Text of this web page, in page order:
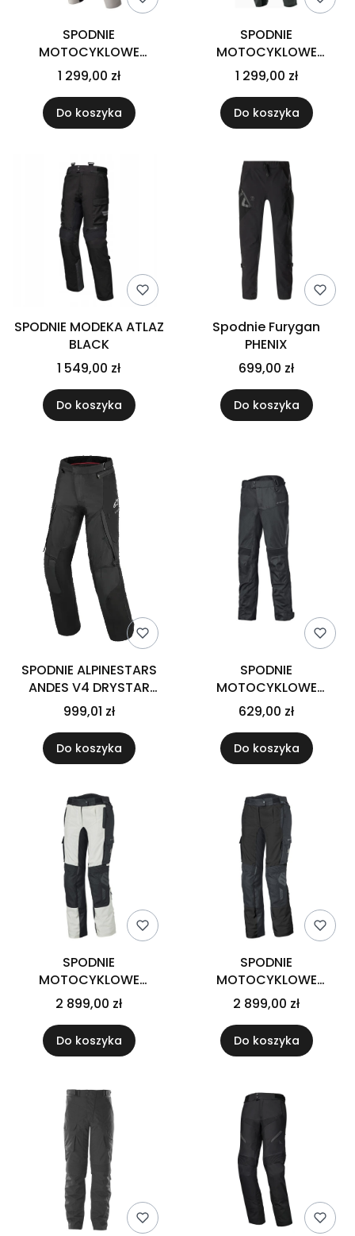
SPODNIE
MOTOCYKLOWE
TEKSTYLNE RST PRO
SERIES ADVENTURE D3O
SILVER BLUE
1 299,00 zł
Do koszyka
SPODNIE
MOTOCYKLOWE
TEKSTYLNE RST PRO
SERIES ADVENTURE D3O
GREY BLACK
1 299,00 zł
Do koszyka
SPODNIE MODEKA ATLAZ
BLACK
1 549,00 zł
Do koszyka
Spodnie Furygan
PHENIX
699,00 zł
Do koszyka
SPODNIE ALPINESTARS
ANDES V4 DRYSTAR
BLACK
999,01 zł
Do koszyka
SPODNIE
MOTOCYKLOWE
TEKSTYLNE HELD TROPIC
4 BLACK
629,00 zł
Do koszyka
SPODNIE
MOTOCYKLOWE
TEKSTYLNE HELD CARESE
3 [GORE-TEX] GREY
BLACK
2 899,00 zł
Do koszyka
SPODNIE
MOTOCYKLOWE
TEKSTYLNE HELD CARESE
3 [GORE-TEX] BLACK
2 899,00 zł
Do koszyka